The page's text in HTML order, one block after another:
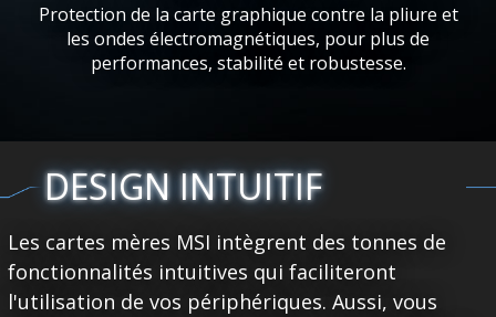
Protection de la carte graphique contre la pliure et
les ondes électromagnétiques, pour plus de
performances, stabilité et robustesse.
DESIGN INTUITIF
Les cartes mères MSI intègrent des tonnes de
fonctionnalités intuitives qui faciliteront
l'utilisation de vos périphériques. Aussi, vous